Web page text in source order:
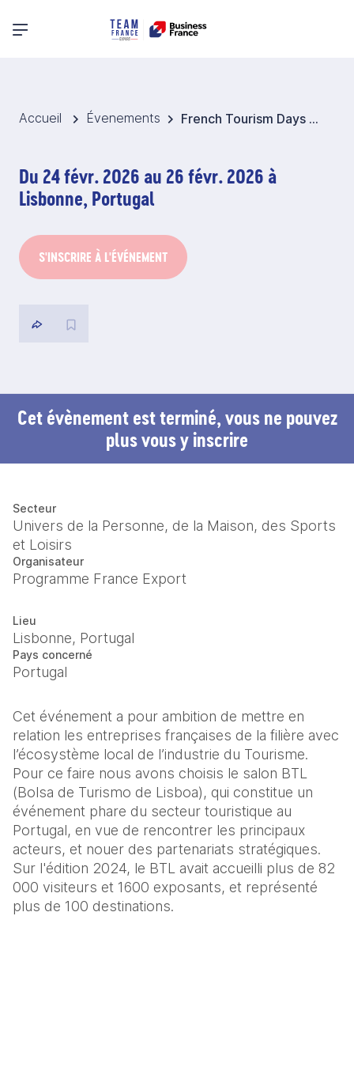
Menu principal
Accueil Évenements French Tourism Days @BTL 2026 – Portugal
Du 24 févr. 2026 au 26 févr. 2026 à
Lisbonne, Portugal
S'INSCRIRE À L'ÉVÉNEMENT
Cet évènement est terminé, vous ne pouvez
plus vous y inscrire
Secteur
Univers de la Personne, de la Maison, des Sports
et Loisirs
Organisateur
Programme France Export
Lieu
Lisbonne, Portugal
Pays concerné
Portugal
Cet événement a pour ambition de mettre en
relation les entreprises françaises de la filière avec
l’écosystème local de l’industrie du Tourisme.
Pour ce faire nous avons choisis le salon BTL
(Bolsa de Turismo de Lisboa), qui constitue un
événement phare du secteur touristique au
Portugal, en vue de rencontrer les principaux
acteurs, et nouer des partenariats stratégiques.
Sur l'édition 2024, le BTL avait accueilli plus de 82
000 visiteurs et 1600 exposants, et représenté
plus de 100 destinations.